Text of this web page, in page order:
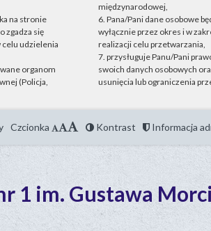
na stronie
zgadza się
celu udzielenia
organom
(Policja,
międzynarodowej,
6. Pana/Pani dane osobowe
wyłącznie przez okres i w
realizacji celu przetwarzania,
7. przysługuje Panu/Pani
swoich danych osobowych
usunięcia lub ograniczenia
Czcionka Kontrast Informacja
1 im. Gustawa